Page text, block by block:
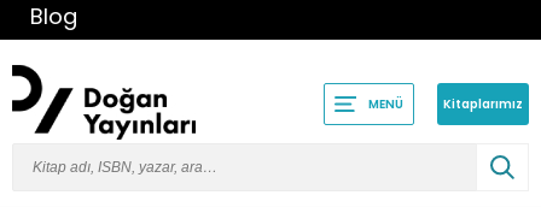
Blog
MENÜ Kitaplarımız